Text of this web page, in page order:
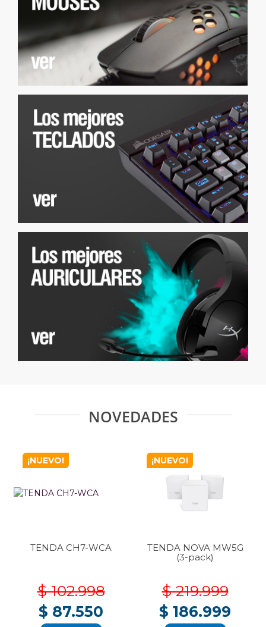
NOVEDADES
¡NUEVO!
TENDA CH7-WCA
$ 102.998
$ 87.550
¡NUEVO!
TENDA NOVA MW5G
(3-pack)
$ 219.999
$ 186.999